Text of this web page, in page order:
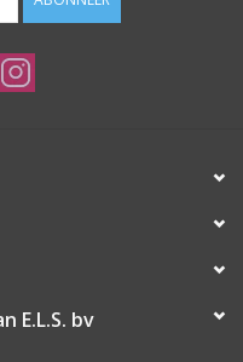
E.L.S. bv